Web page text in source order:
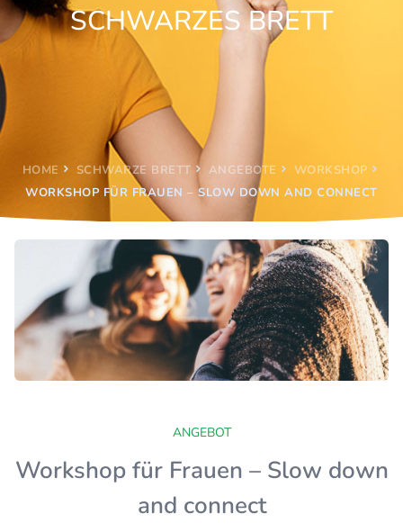
SCHWARZES BRETT
HOME SCHWARZE BRETT ANGEBOTE
WORKSHOP
WORKSHOP FÜR FRAUEN – SLOW DOWN AND CONNECT
ANGEBOT
Workshop für Frauen – Slow down
and connect